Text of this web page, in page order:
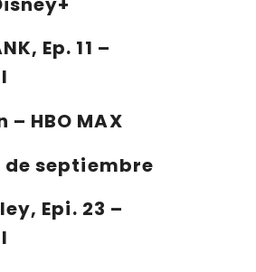
Ep. 11 –
– HBO MAX
de septiembre
Epi. 23 –